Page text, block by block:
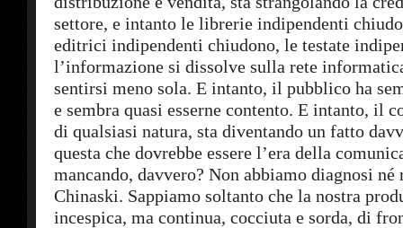
settore, e intanto le librerie indipendenti
editrici indipendenti chiudono, le testate
l’informazione si dissolve sulla rete
sentirsi meno sola. E intanto, il pubblico ha
e sembra quasi esserne contento. E intanto, il
di qualsiasi natura, sta diventando un fatto
questa che dovrebbe essere l’era della
mancando, davvero? Non abbiamo diagnosi
Chinaski. Sappiamo soltanto che la nostra
incespica, ma continua, cocciuta e sorda, di